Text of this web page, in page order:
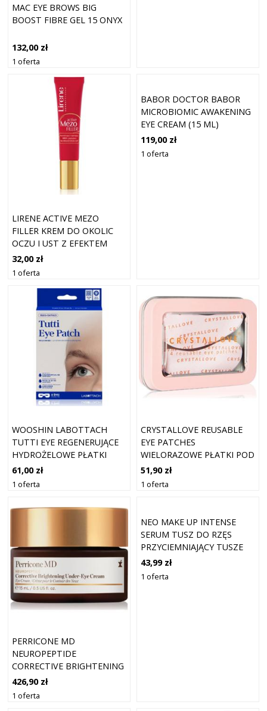
MAC EYE BROWS BIG
BOOST FIBRE GEL 15 ONYX
132,00 zł
1 oferta
LIRENE ACTIVE MEZO
FILLER KREM DO OKOLIC
OCZU I UST Z EFEKTEM
LIFTINGUJĄCYM 15 ML
32,00 zł
1 oferta
BABOR DOCTOR BABOR
MICROBIOMIC AWAKENING
EYE CREAM (15 ML)
119,00 zł
1 oferta
WOOSHIN LABOTTACH
TUTTI EYE REGENERUJĄCE
HYDROŻELOWE PŁATKI
POD OCZY 9 SZT.
61,00 zł
1 oferta
CRYSTALLOVE REUSABLE
EYE PATCHES
WIELORAZOWE PŁATKI POD
OCZY 4 SZT.
51,90 zł
1 oferta
PERRICONE MD
NEUROPEPTIDE
CORRECTIVE BRIGHTENING
UNDER-EYE CREAM
ROZJAŚNIAJĄCY KREM POD
426,90 zł
1 oferta
NEO MAKE UP INTENSE
SERUM TUSZ DO RZĘS
PRZYCIEMNIAJĄCY TUSZE
DO RZĘS 9 ML
43,99 zł
1 oferta